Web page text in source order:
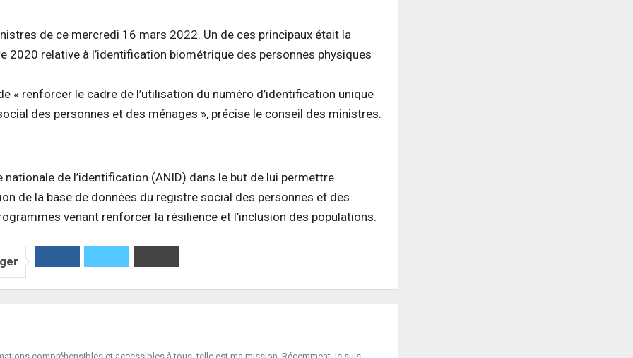
de ce mercredi 16 mars 2022. Un de ces principaux était la
relative à l’identification biométrique des personnes physiques
renforcer le cadre de l’utilisation du numéro d’identification unique
des personnes et des ménages », précise le conseil des ministres.
de l’identification (ANID) dans le but de lui permettre
de la base de données du registre social des personnes et des
venant renforcer la résilience et l’inclusion des populations.